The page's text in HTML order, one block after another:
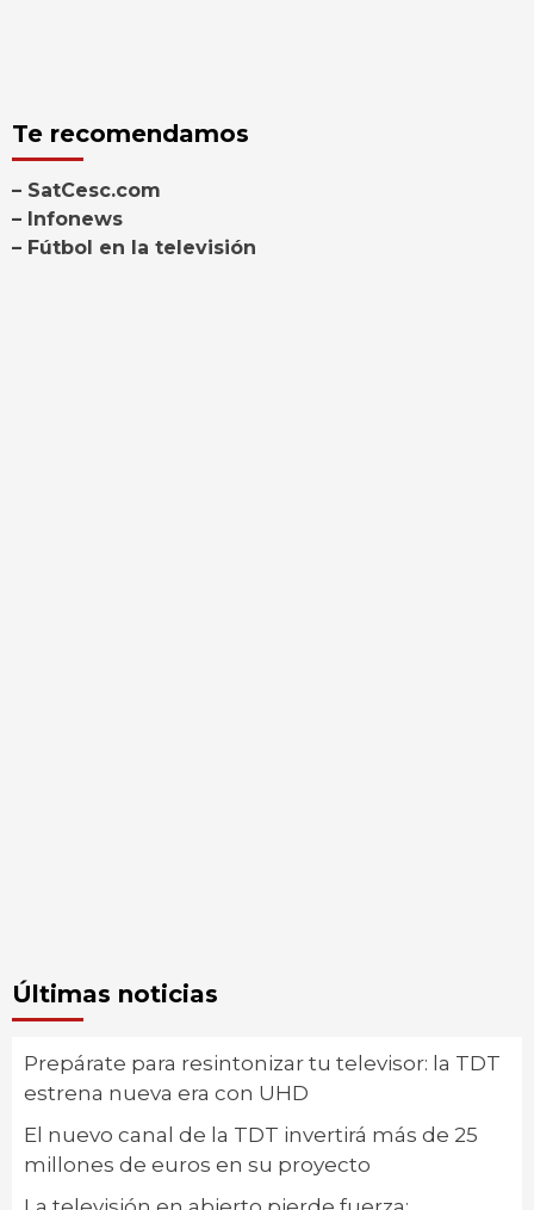
Te recomendamos
– SatCesc.com
– Infonews
– Fútbol en la televisión
Últimas noticias
Prepárate para resintonizar tu televisor: la TDT
estrena nueva era con UHD
El nuevo canal de la TDT invertirá más de 25
millones de euros en su proyecto